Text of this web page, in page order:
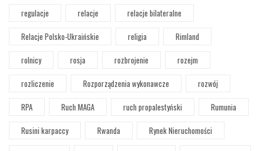
regulacje
relacje
relacje bilateralne
Relacje Polsko-Ukraińskie
religia
Rimland
rolnicy
rosja rozbrojenie
rozejm
rozliczenie
Rozporządzenia wykonawcze
rozwój
RPA
Ruch MAGA ruch propalestyński
Rumunia
Rusini karpaccy
Rwanda
Rynek Nieruchomości